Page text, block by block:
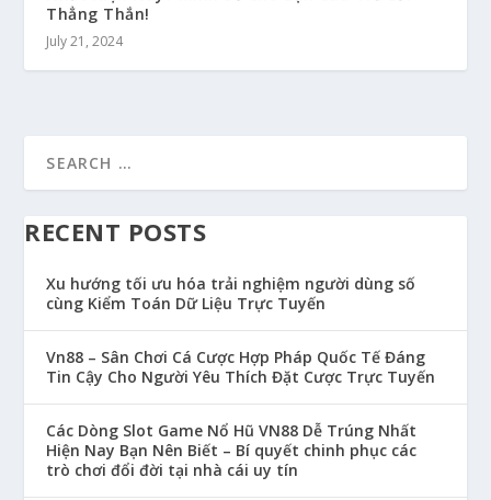
Thẳng Thắn!
July 21, 2024
RECENT POSTS
Xu hướng tối ưu hóa trải nghiệm người dùng số
cùng Kiểm Toán Dữ Liệu Trực Tuyến
Vn88 – Sân Chơi Cá Cược Hợp Pháp Quốc Tế Đáng
Tin Cậy Cho Người Yêu Thích Đặt Cược Trực Tuyến
Các Dòng Slot Game Nổ Hũ VN88 Dễ Trúng Nhất
Hiện Nay Bạn Nên Biết – Bí quyết chinh phục các
trò chơi đổi đời tại nhà cái uy tín